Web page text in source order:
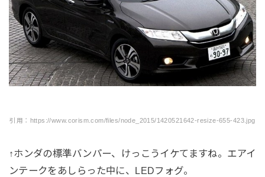
引用：https://www.corism.com/files/node_2015/1420521642-resize-655-423.jpg
↑ホンダの標準バンパー、けっこうイケてますね。エアイ
ンテークをあしらった中に、LEDフォグ。